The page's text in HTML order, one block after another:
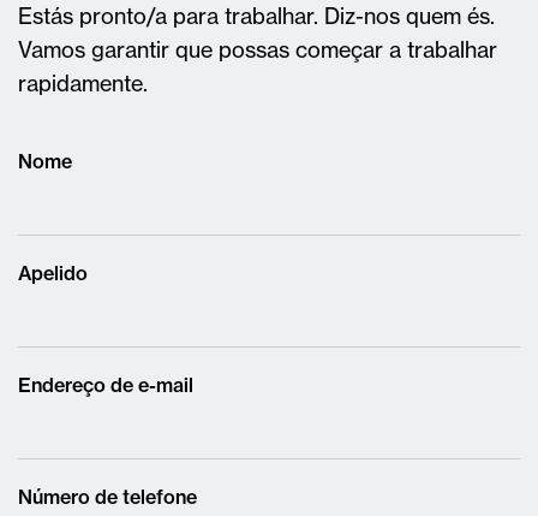
Estás pronto/a para trabalhar. Diz-nos quem és.
Vamos garantir que possas começar a trabalhar
rapidamente.
Nome
Apelido
Endereço de e-mail
Número de telefone